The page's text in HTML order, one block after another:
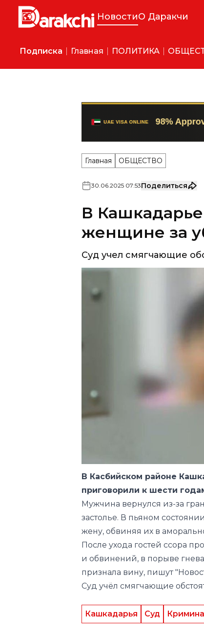
НовостиО Даракчи
Подписка Главная ПОЛИТИКА
Главная ОБЩЕСТВО
30 06 2025 07:53Поделиться
В
женщине за
Суд учел смягчающие
В Касбийском районе
приговорили к шести
Мужчина вернулся из-за
застолье. В пьяном
жену, обвиняя их в
После ухода гостей ссора
и обвинений, в порыве
признала вину, пишут
Суд учёл смягчающие
Кашкадарья Суд